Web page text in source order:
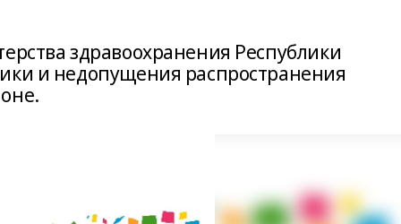
здравоохранения Республики
и недопущения распространения